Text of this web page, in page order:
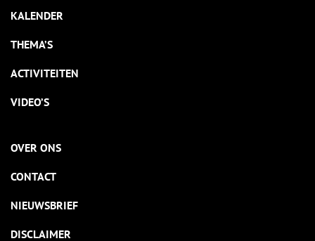
KALENDER
THEMA’S
ACTIVITEITEN
VIDEO’S
OVER ONS
CONTACT
NIEUWSBRIEF
DISCLAIMER